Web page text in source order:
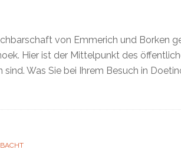
von Emmerich und Borken
Hier ist der Mittelpunkt des
Was Sie bei Ihrem Besuch in